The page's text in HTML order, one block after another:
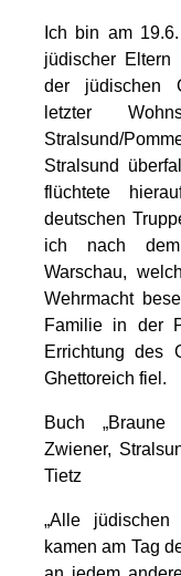
Ich bin am
jüdischer
der jüdischen
letzter
Stralsund/
Stralsund
flüchtete
deutschen
ich nach dem
Warschau,
Wehrmacht
Familie in der
Errichtung des
Ghettoreich fiel.
Buch
Zwiener,
Tietz
„Alle jüdischen
kamen am Tag